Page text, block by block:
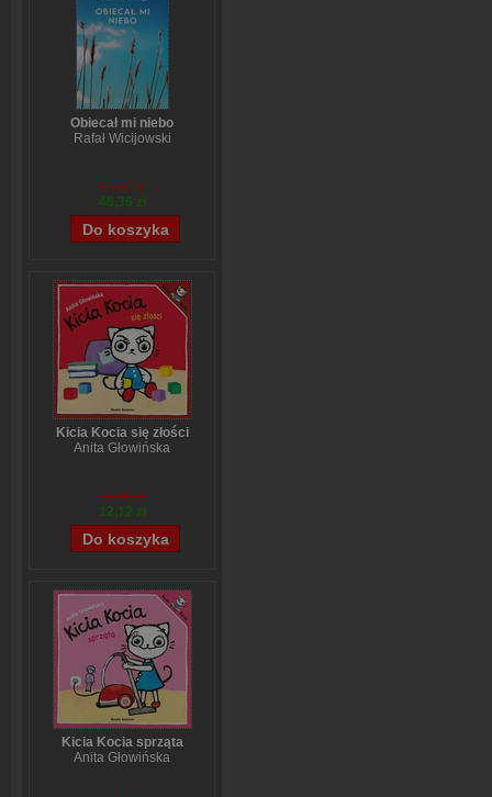
Obiecał mi niebo
Rafał Wicijowski
57,70 zł
46,36 zł
Kicia Kocia się złości
Anita Głowińska
14,90 zł
12,12 zł
Kicia Kocia sprząta
Anita Głowińska